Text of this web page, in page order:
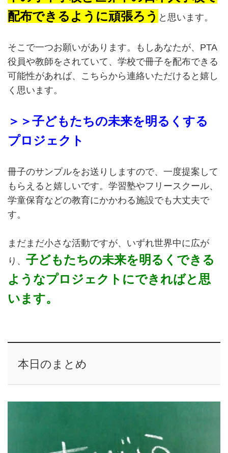
配布できるように頑張ろう と思います。
そこで一つお願いがあります。もしあなたが、PTA
役員や教師をされていて、学校で冊子を配布できる
可能性があれば、こちらから連絡いただけると嬉し
く思います。
＞＞子どもたちの未来を明るくする
プロジェクト
冊子のサンプルをお送りしますので、一度提案して
もらえると嬉しいです。学習塾やフリースクール、
学童保育などの教育にかかわる施設でも大丈夫で
す。
まだまだ小さな活動ですが、いずれ世界中に広が
り、 子どもたちの未来を明るくできる
ようなプロジェクトにできればと思
います。
本日のまとめ